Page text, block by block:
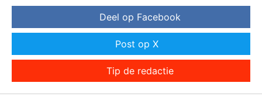
Deel op Facebook
Post op X
Tip de redactie